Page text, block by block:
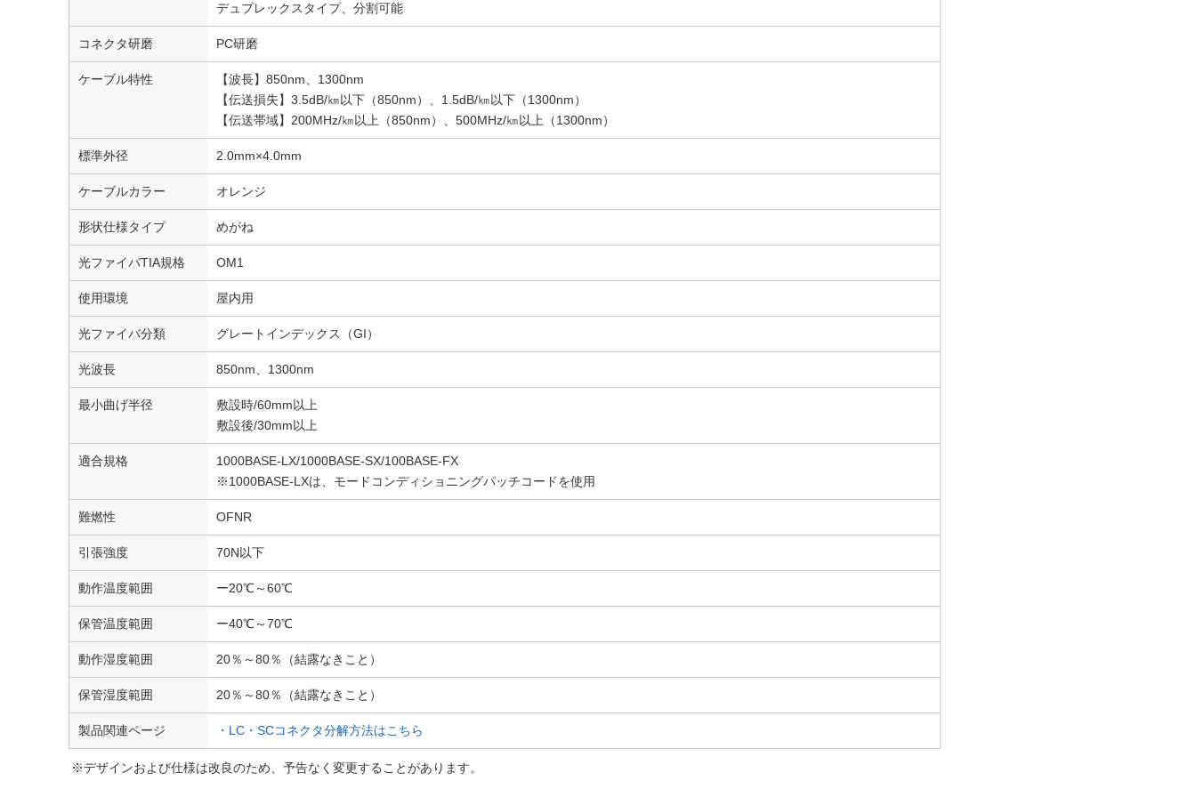
デュプレックスタイプ、分割可能
コネクタ研磨 PC研磨
ケーブル特性
【波長】850nm、1300nm
【伝送損失】3.5dB/㎞以下（850nm）、1.5dB/㎞以下（1300nm）
【伝送帯域】200MHz/㎞以上（850nm）、500MHz/㎞以上（1300nm）
標準外径 2.0mm×4.0mm
ケーブルカラー オレンジ
形状仕様タイプ めがね
光ファイバTIA規格 OM1
使用環境 屋内用
光ファイバ分類 グレートインデックス（GI）
光波長 850nm、1300nm
最小曲げ半径
敷設時/60mm以上
敷設後/30mm以上
適合規格
1000BASE-LX/1000BASE-SX/100BASE-FX
※1000BASE-LXは、モードコンディショニングパッチコードを使用
難燃性 OFNR
引張強度 70N以下
動作温度範囲 ー20℃～60℃
保管温度範囲 ー40℃～70℃
動作湿度範囲 20％～80％（結露なきこと）
保管湿度範囲 20％～80％（結露なきこと）
製品関連ページ ・LC・SCコネクタ分解方法はこちら
※デザインおよび仕様は改良のため、予告なく変更することがあります。